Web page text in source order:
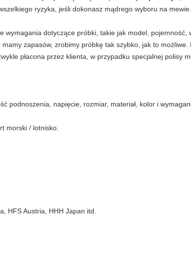
ryzyka, jeśli dokonasz mądrego wyboru na mewie.
wymagania dotyczące próbki, takie jak model, pojemność,
zapasów, zrobimy próbkę tak szybko, jak to możliwe.
płacona przez klienta, w przypadku specjalnej polisy
podnoszenia, napięcie, rozmiar, materiał, kolor i
morski / lotnisko.
HFS Austria, HHH Japan itd.